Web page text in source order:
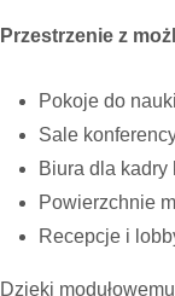
Przestrzenie z
Pokoje do nauki
Sale
Biura dla kadry
Powierzchnie
Recepcje i
Dzięki